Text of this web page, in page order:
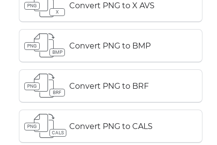
PNG
X
Convert PNG to X AVS
PNG
BMP
Convert PNG to BMP
PNG
BRF
Convert PNG to BRF
PNG
CALS
Convert PNG to CALS